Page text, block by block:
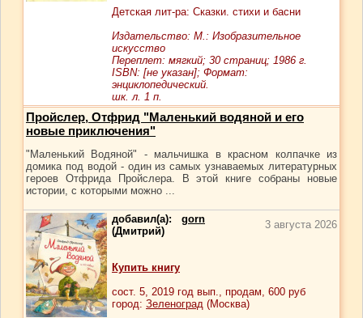
Детская лит-ра: Сказки. стихи и басни
Издательство: М.: Изобразительное
искусство
Переплет: мягкий; 30 страниц; 1986 г.
ISBN: [не указан]; Формат:
энциклопедический.
шк. л. 1 п.
Пройслер, Отфрид "Маленький водяной и его
новые приключения"
"Маленький Водяной" - мальчишка в красном колпачке из
домика под водой - один из самых узнаваемых литературных
героев Отфрида Пройслера. В этой книге собраны новые
истории, с которыми можно ...
добавил(а): gorn
(Дмитрий)
3 августа 2026
Купить книгу
сост. 5, 2019 год вып., продам, 600 руб
город: Зеленоград (Москва)